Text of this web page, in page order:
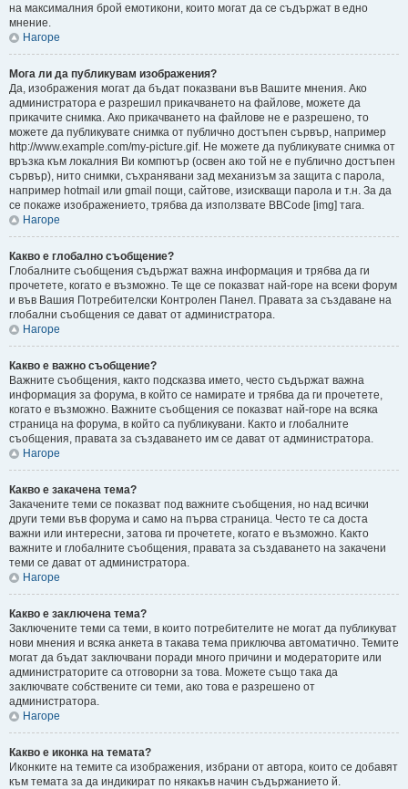
на максималния брой емотикони, които могат да се съдържат в едно
мнение.
Нагоре
Мога ли да публикувам изображения?
Да, изображения могат да бъдат показвани във Вашите мнения. Ако
администратора е разрешил прикачването на файлове, можете да
прикачите снимка. Ако прикачването на файлове не е разрешено, то
можете да публикувате снимка от публично достъпен сървър, например
http://www.example.com/my-picture.gif. Не можете да публикувате снимка от
връзка към локалния Ви компютър (освен ако той не е публично достъпен
сървър), нито снимки, съхранявани зад механизъм за защита с парола,
например hotmail или gmail пощи, сайтове, изискващи парола и т.н. За да
се покаже изображението, трябва да използвате BBCode [img] тага.
Нагоре
Какво е глобално съобщение?
Глобалните съобщения съдържат важна информация и трябва да ги
прочетете, когато е възможно. Те ще се показват най-горе на всеки форум
и във Вашия Потребителски Контролен Панел. Правата за създаване на
глобални съобщения се дават от администратора.
Нагоре
Какво е важно съобщение?
Важните съобщения, както подсказва името, често съдържат важна
информация за форума, в който се намирате и трябва да ги прочетете,
когато е възможно. Важните съобщения се показват най-горе на всяка
страница на форума, в който са публикувани. Както и глобалните
съобщения, правата за създаването им се дават от администратора.
Нагоре
Какво е закачена тема?
Закачените теми се показват под важните съобщения, но над всички
други теми във форума и само на първа страница. Често те са доста
важни или интересни, затова ги прочетете, когато е възможно. Както
важните и глобалните съобщения, правата за създаването на закачени
теми се дават от администратора.
Нагоре
Какво е заключена тема?
Заключените теми са теми, в които потребителите не могат да публикуват
нови мнения и всяка анкета в такава тема приключва автоматично. Темите
могат да бъдат заключвани поради много причини и модераторите или
администраторите са отговорни за това. Можете също така да
заключвате собствените си теми, ако това е разрешено от
администратора.
Нагоре
Какво е иконка на темата?
Иконките на темите са изображения, избрани от автора, които се добавят
към темата за да индикират по някакъв начин съдържанието й.